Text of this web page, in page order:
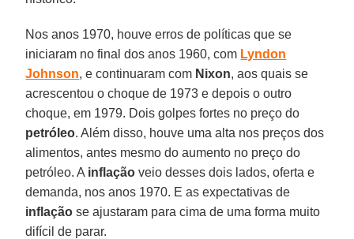
Nos anos 1970, houve erros de políticas que se
iniciaram no final dos anos 1960, com Lyndon
Johnson, e continuaram com Nixon, aos quais se
acrescentou o choque de 1973 e depois o outro
choque, em 1979. Dois golpes fortes no preço do
petróleo. Além disso, houve uma alta nos preços dos
alimentos, antes mesmo do aumento no preço do
petróleo. A inflação veio desses dois lados, oferta e
demanda, nos anos 1970. E as expectativas de
inflação se ajustaram para cima de uma forma muito
difícil de parar.